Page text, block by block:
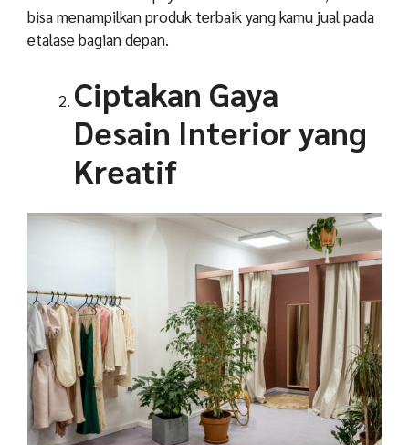
bisa menampilkan produk terbaik yang kamu jual pada
etalase bagian depan.
Ciptakan Gaya
Desain Interior yang
Kreatif